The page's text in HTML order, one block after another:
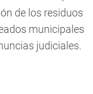
de los residuos
municipales
judiciales.